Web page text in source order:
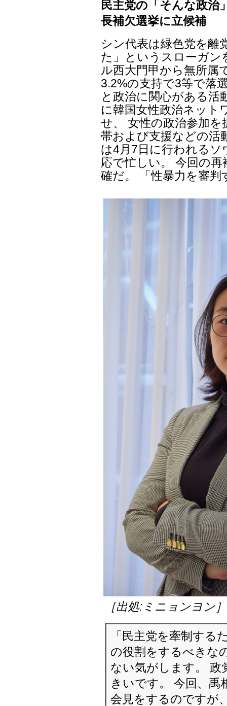
民主党の「そんな政治
長補欠選挙に立候補
シン代表は緑色党を離
た」というスローガン
ル西大門甲から無所属
3.2%の支持で3等で落
と政治に関心がある活
に韓国女性政治ネット
せ、 女性の政治参加
帯および支援などの活
は4月7日に行われるソ
応で忙しい。 今回の
確だ。 「性暴力を審
［出処:ミニョンヨン］
「民主党を牽制する
の役割をするべきな
ない気がします。 政
きいです。 今回、禹
会見をするのですが